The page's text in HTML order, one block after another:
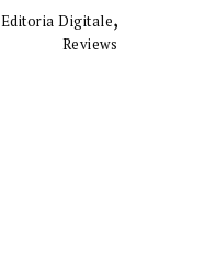
Editoria Digitale,
Reviews